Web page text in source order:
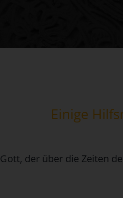
Einige
Gott, der über die Zeiten